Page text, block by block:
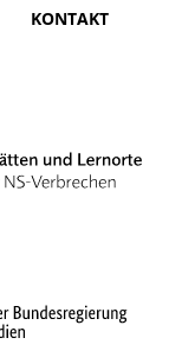
KONTAKT